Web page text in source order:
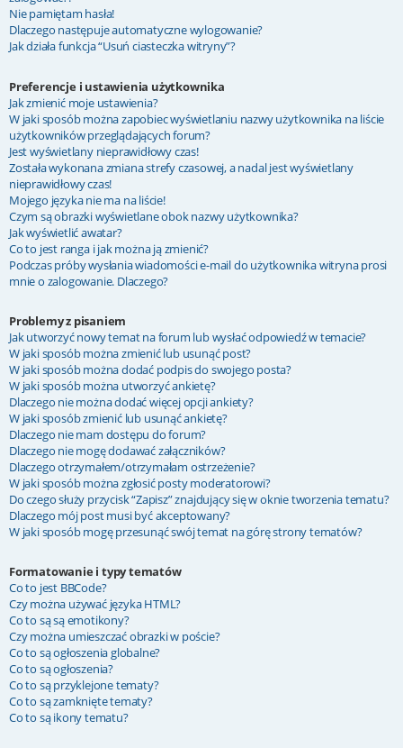
Nie pamiętam hasła!
Dlaczego następuje automatyczne wylogowanie?
Jak działa funkcja “Usuń ciasteczka witryny”?
Preferencje i ustawienia użytkownika
Jak zmienić moje ustawienia?
W jaki sposób można zapobiec wyświetlaniu nazwy użytkownika na liście
użytkowników przeglądających forum?
Jest wyświetlany nieprawidłowy czas!
Została wykonana zmiana strefy czasowej, a nadal jest wyświetlany
nieprawidłowy czas!
Mojego języka nie ma na liście!
Czym są obrazki wyświetlane obok nazwy użytkownika?
Jak wyświetlić awatar?
Co to jest ranga i jak można ją zmienić?
Podczas próby wysłania wiadomości e-mail do użytkownika witryna prosi
mnie o zalogowanie. Dlaczego?
Problemy z pisaniem
Jak utworzyć nowy temat na forum lub wysłać odpowiedź w temacie?
W jaki sposób można zmienić lub usunąć post?
W jaki sposób można dodać podpis do swojego posta?
W jaki sposób można utworzyć ankietę?
Dlaczego nie można dodać więcej opcji ankiety?
W jaki sposób zmienić lub usunąć ankietę?
Dlaczego nie mam dostępu do forum?
Dlaczego nie mogę dodawać załączników?
Dlaczego otrzymałem/otrzymałam ostrzeżenie?
W jaki sposób można zgłosić posty moderatorowi?
Do czego służy przycisk “Zapisz” znajdujący się w oknie tworzenia tematu?
Dlaczego mój post musi być akceptowany?
W jaki sposób mogę przesunąć swój temat na górę strony tematów?
Formatowanie i typy tematów
Co to jest BBCode?
Czy można używać języka HTML?
Co to są są emotikony?
Czy można umieszczać obrazki w poście?
Co to są ogłoszenia globalne?
Co to są ogłoszenia?
Co to są przyklejone tematy?
Co to są zamknięte tematy?
Co to są ikony tematu?